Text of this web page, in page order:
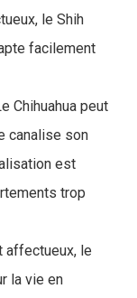
le Shih
facilement
Chihuahua peut
canalise son
est
trop
affectueux, le
la vie en